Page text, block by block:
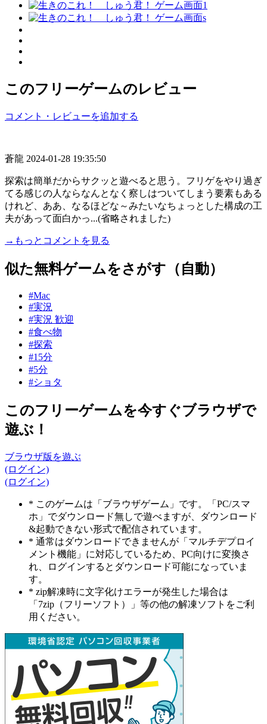
このフリーゲームのレビュー
コメント・レビューを追加する
蒼龍 2024-01-28 19:35:50
探索は簡単だからサクッと遊べると思う。フリゲをやり過ぎ
てる感じの人ならなんとなく察しはついてしまう要素もある
けれど、ああ、なるほどな～みたいなちょっとした構成の工
夫があって面白かっ...(省略されました)
→もっとコメントを見る
似た無料ゲームをさがす（自動）
#Mac
#実況
#実況 歓迎
#食べ物
#探索
#15分
#5分
#ショタ
このフリーゲームを今すぐブラウザで
遊ぶ！
ブラウザ版を遊ぶ
(ログイン)
(ログイン)
* このゲームは「ブラウザゲーム」です。「PC/スマ
ホ」でダウンロード無しで遊べますが、ダウンロード
&起動できない形式で配信されています。
* 通常はダウンロードできませんが「マルチデプロイ
メント機能」に対応しているため、PC向けに変換さ
れ、ログインするとダウンロード可能になっていま
す。
* zip解凍時に文字化けエラーが発生した場合は
「7zip（フリーソフト）」等の他の解凍ソフトをご利
用ください。